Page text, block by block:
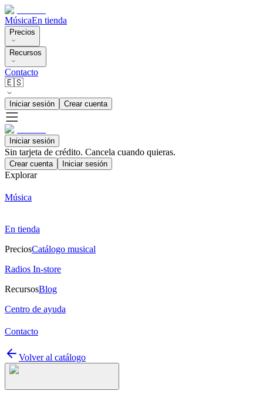
MúsicaEn tienda
Precios
Recursos
Contacto
🇪🇸
Iniciar sesión Crear cuenta
Iniciar sesión
Sin tarjeta de crédito. Cancela cuando quieras.
Crear cuenta Iniciar sesión
Explorar
Música
En tienda
PreciosCatálogo musical
Radios In-store
RecursosBlog
Centro de ayuda
Contacto
Volver al catálogo